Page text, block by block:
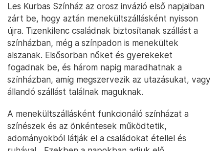
Les Kurbas Színház az orosz invázió első napjaiban
zárt be, hogy aztán menekültszállásként nyisson
újra. Tizenkilenc családnak biztosítanak szállást a
színházban, még a színpadon is menekültek
alszanak. Elsősorban nőket és gyerekeket
fogadnak be, és három napig maradhatnak a
színházban, amíg megszervezik az utazásukat, vagy
állandó szállást találnak maguknak.
A menekültszállásként funkcionáló színházat a
színészek és az önkéntesek működtetik,
adományokból látják el a családokat étellel és